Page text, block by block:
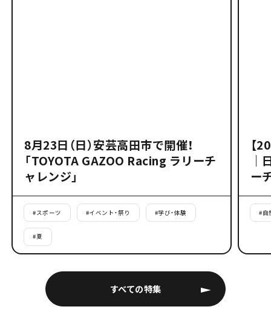
すべての特集
8月23日（日）安芸高田市で開催！
「TOYOTA GAZOO Racing ラリーチ
ャレンジ」
#スポーツ #イベント・祭り #学び・体験
#夏
【
｜
ー
#自